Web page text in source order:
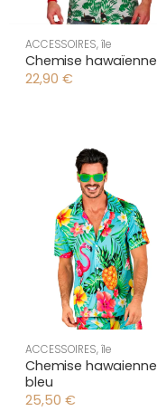
ACCESSOIRES,île
Chemise hawaïenne
22,90 €
ACCESSOIRES,île
Chemise hawaienne
bleu
25,50 €